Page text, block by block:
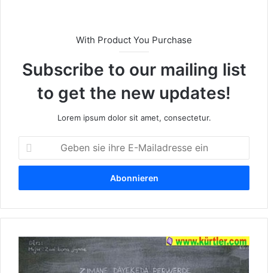
With Product You Purchase
Subscribe to our mailing list
to get the new updates!
Lorem ipsum dolor sit amet, consectetur.
b
n
i